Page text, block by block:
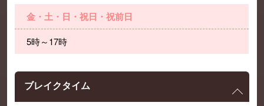
金・土・日・祝日・祝前日
5時～17時
ブレイクタイム